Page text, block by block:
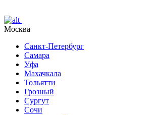
Москва
Санкт-Петербург
Самара
Уфа
Махачкала
Тольятти
Грозный
Сургут
Сочи